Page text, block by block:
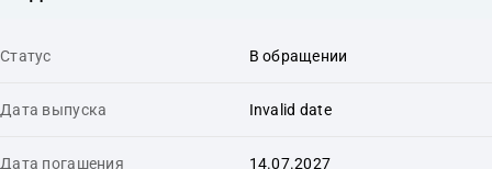
Статус В обращении
Дата выпуска Invalid date
Дата погашения 14.07.2027